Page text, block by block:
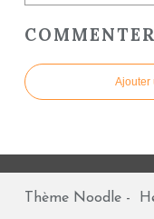
Ajouter
Thème Noodle -